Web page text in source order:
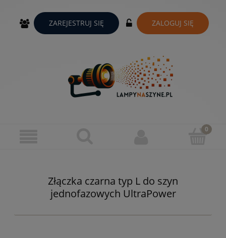
ZAREJESTRUJ SIĘ ZALOGUJ SIĘ
Złączka czarna typ L do szyn
jednofazowych UltraPower